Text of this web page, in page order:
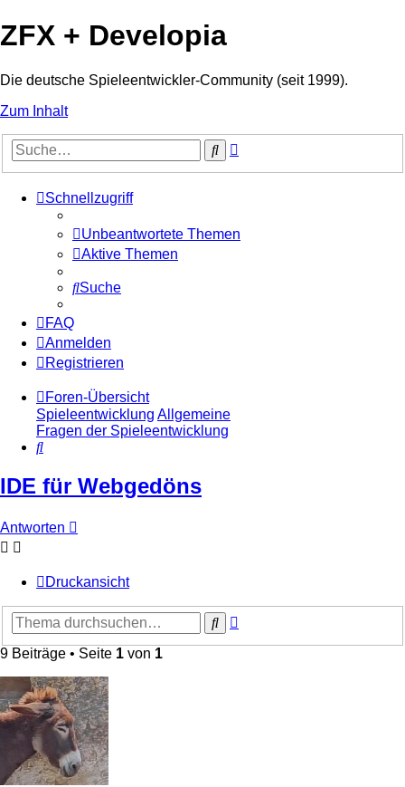
ZFX + Developia
Die deutsche Spieleentwickler-Community (seit 1999).
Zum Inhalt
Suche
Schnellzugriff
Unbeantwortete Themen
Aktive Themen
Suche
FAQ
Anmelden
Registrieren
Foren-Übersicht
Spieleentwicklung Allgemeine
Fragen der Spieleentwicklung
Suche
IDE für Webgedöns
Antworten
Druckansicht
Suche
9 Beiträge • Seite 1 von 1